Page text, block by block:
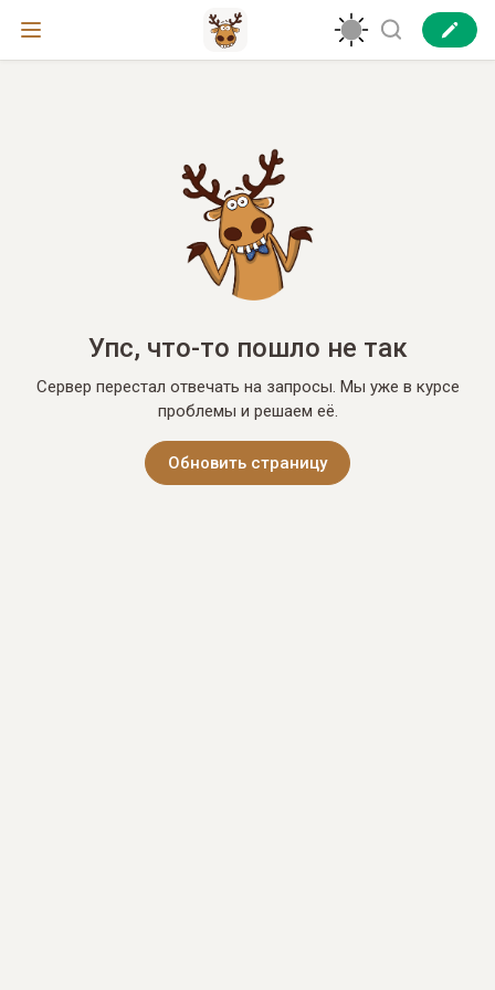
Упс, что-то пошло не так
Сервер перестал отвечать на запросы. Мы уже в курсе
проблемы и решаем её.
Обновить страницу